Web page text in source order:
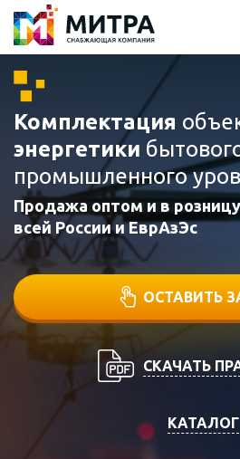
Комплектация
энергетики
промышленного
Продажа оптом и в
всей России и ЕврАзЭс
ОСТАВИТЬ
СКАЧАТЬ
КАТАЛОГ